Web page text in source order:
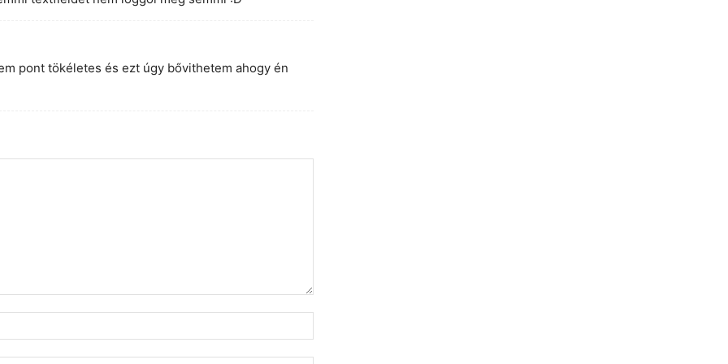
pont tökéletes és ezt úgy bővithetem ahogy én